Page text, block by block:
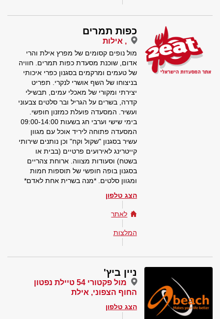
כפות תמרים
, אילות
מול נופים קסומים של מפרץ אילת והרי
אדום, שוכנת מסעדת כפות תמרים. חוויה
של טעמים ומרקמים בסגנון כפרי איכותי
בניצוחו של השף אושרי לנקרי. תפריט
יצירתי ומקורי של מאכלי עמים, תבשילי
קדרה, בשרים על הגריל ובר סלטים צבעוני
ועשיר. המסעדה פועלת כמזנון חופשי.
בימי שישי וערבי חג בשעות 09:00-14:00
המסעדה פתוחה ליריד אוכל עם מגוון
עשיר בסגנון "שקול וקח" וכן נותנים שירותי
קייטרינג לאירועים פרטיים (בבית או
בשטח) וסעודות מצווה. ארוחת צהריים
בסגנון בופה חופשי של תוספות חמות
ומגוון סלטים. *מנה בשרית אחת לאדם*
הצג טלפון
לאתר
המלצות
ניין ביץ'
מול פקטורי 54 טיילת נפטון
החוף הצפוני, אילת
הצג טלפון